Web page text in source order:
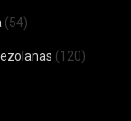
(54)
(120)